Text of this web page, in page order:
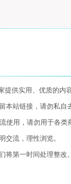
供实用、优质的内
本站链接，请勿私自
使用，请勿用于各类
交流，理性浏览。
将第一时间处理整改。